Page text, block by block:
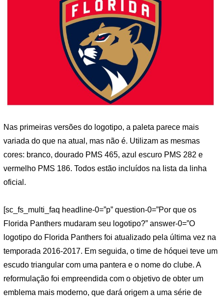
Nas primeiras versões do logotipo, a paleta parece mais
variada do que na atual, mas não é. Utilizam as mesmas
cores: branco, dourado PMS 465, azul escuro PMS 282 e
vermelho PMS 186. Todos estão incluídos na lista da linha
oficial.
[sc_fs_multi_faq headline-0=”p” question-0=”Por que os
Florida Panthers mudaram seu logotipo?” answer-0=”O
logotipo do Florida Panthers foi atualizado pela última vez na
temporada 2016-2017. Em seguida, o time de hóquei teve um
escudo triangular com uma pantera e o nome do clube. A
reformulação foi empreendida com o objetivo de obter um
emblema mais moderno, que dará origem a uma série de